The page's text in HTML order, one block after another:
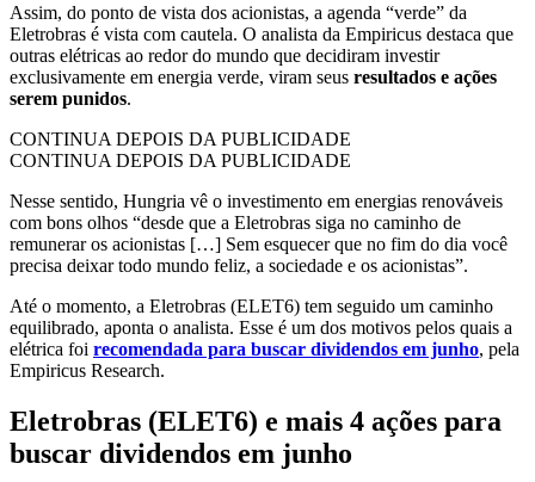
Assim, do ponto de vista dos acionistas, a agenda “verde” da
Eletrobras é vista com cautela. O analista da Empiricus destaca que
outras elétricas ao redor do mundo que decidiram investir
exclusivamente em energia verde, viram seus resultados e ações
serem punidos.
CONTINUA DEPOIS DA PUBLICIDADE
CONTINUA DEPOIS DA PUBLICIDADE
Nesse sentido, Hungria vê o investimento em energias renováveis
com bons olhos “desde que a Eletrobras siga no caminho de
remunerar os acionistas […] Sem esquecer que no fim do dia você
precisa deixar todo mundo feliz, a sociedade e os acionistas”.
Até o momento, a Eletrobras (ELET6) tem seguido um caminho
equilibrado, aponta o analista. Esse é um dos motivos pelos quais a
elétrica foi recomendada para buscar dividendos em junho, pela
Empiricus Research.
Eletrobras (ELET6) e mais 4 ações para
buscar dividendos em junho